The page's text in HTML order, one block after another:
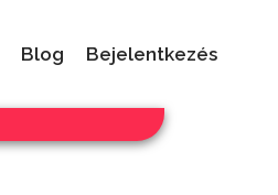
Blog Bejelentkezés